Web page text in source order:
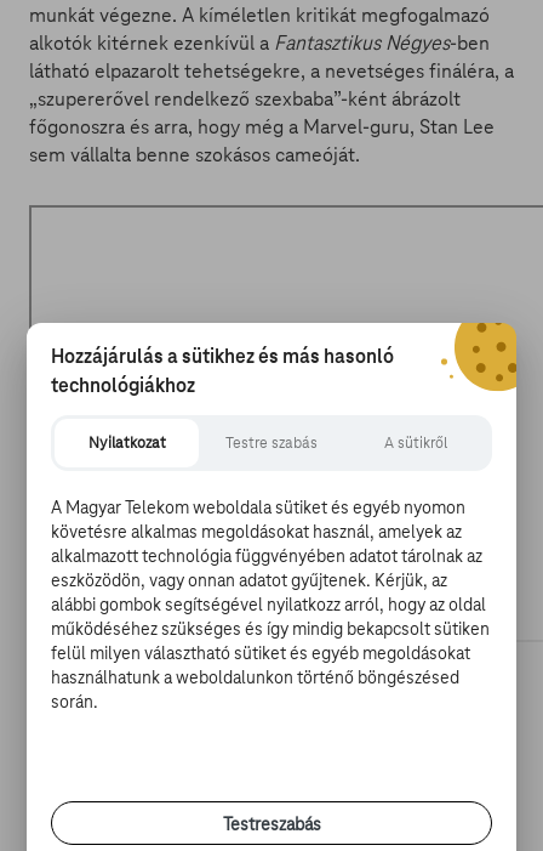
munkát végezne. A kíméletlen kritikát megfogalmazó
alkotók kitérnek ezenkívül a Fantasztikus Négyes-ben
látható elpazarolt tehetségekre, a nevetséges fináléra, a
„szupererővel rendelkező szexbaba”-ként ábrázolt
főgonoszra és arra, hogy még a Marvel-guru, Stan Lee
sem vállalta benne szokásos cameóját.
A világ mozijaiban idén augusztusban bemutatott
ami azt is jelentheti, hogy a második rész egyáltalán
nem fog megvalósulni. Ez pedig könnyen azt
Hozzájárulás a sütikhez és más hasonló
technológiákhoz
Nyilatkozat Testre szabás A sütikről
A Magyar Telekom weboldala sütiket és egyéb nyomon
követésre alkalmas megoldásokat használ, amelyek az
alkalmazott technológia függvényében adatot tárolnak az
eszközödön, vagy onnan adatot gyűjtenek. Kérjük, az
alábbi gombok segítségével nyilatkozz arról, hogy az oldal
működéséhez szükséges és így mindig bekapcsolt sütiken
felül milyen választható sütiket és egyéb megoldásokat
használhatunk a weboldalunkon történő böngészésed
során.
Testreszabás